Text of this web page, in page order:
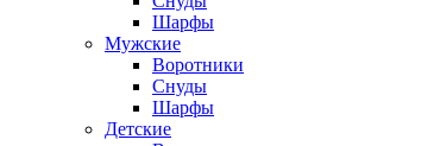
Шарфы
Мужские
Воротники
Снуды
Шарфы
Детские